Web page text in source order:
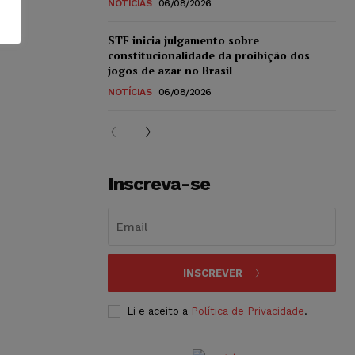
NOTÍCIAS 06/08/2026
STF inicia julgamento sobre
constitucionalidade da proibição dos
jogos de azar no Brasil
NOTÍCIAS 06/08/2026
Inscreva-se
INSCREVER
Li e aceito a Política de Privacidade.